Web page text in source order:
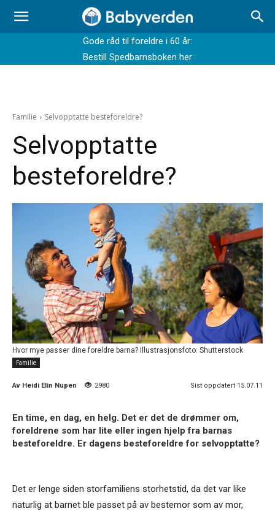
Gode råd til foreldre i 60 år:
Bestill Spedbarnsboken her
Familie Selvopptatte besteforeldre?
Selvopptatte
besteforeldre?
Hvor mye passer dine foreldre barna? Illustrasjonsfoto: Shutterstock
Familie
Av Heidi Elin Nupen 2980 Sist oppdatert 15.07.11
En time, en dag, en helg. Det er det de drømmer om,
foreldrene som har lite eller ingen hjelp fra barnas
besteforeldre. Er dagens besteforeldre for selvopptatte?
Det er lenge siden storfamiliens storhetstid, da det var like
naturlig at barnet ble passet på av bestemor som av mor,